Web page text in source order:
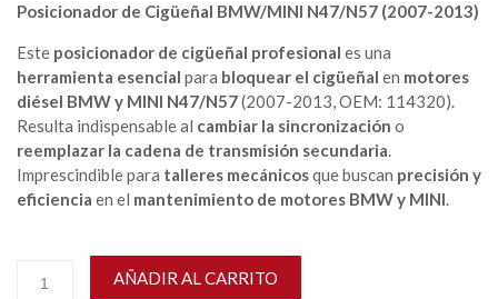
Posicionador de Cigüeñal BMW/MINI N47/N57 (2007-2013)
Este posicionador de cigüeñal profesional es una
herramienta esencial para bloquear el cigüeñal en motores
diésel BMW y MINI N47/N57(2007-2013, OEM: 114320).
Resulta indispensable al cambiar la sincronización o
reemplazar la cadena de transmisión secundaria.
Imprescindible para talleres mecánicosque buscan precisión y
eficiencia en el mantenimiento de motores BMW y MINI.
AÑADIR AL CARRITO